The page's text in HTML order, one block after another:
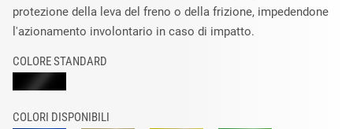
protezione della leva del freno o della frizione, impedendone
l'azionamento involontario in caso di impatto.
COLORE STANDARD
COLORI DISPONIBILI